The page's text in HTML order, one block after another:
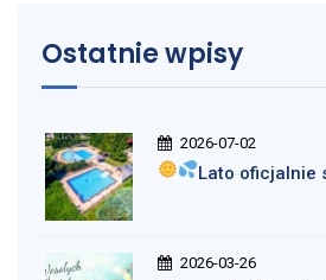
Ostatnie wpisy
2026-07-02
Lato oficjalnie
2026-03-26